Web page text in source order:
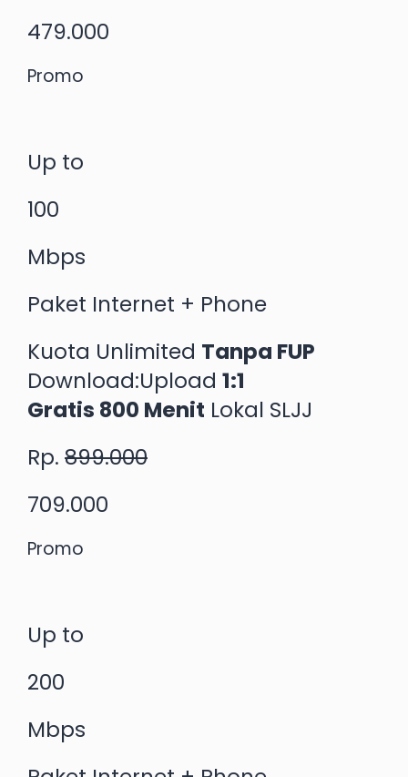
479.000
Promo
Up to
100
Mbps
Paket Internet + Phone
Kuota Unlimited Tanpa FUP
Download:Upload 1:1
Gratis 800 Menit Lokal SLJJ
Rp. 899.000
709.000
Promo
Up to
200
Mbps